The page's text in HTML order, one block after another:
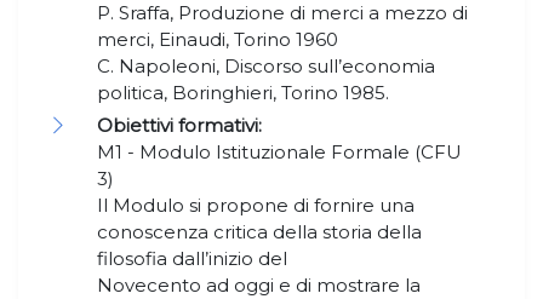
P. Sraffa, Produzione di merci a mezzo di
merci, Einaudi, Torino 1960
C. Napoleoni, Discorso sull’economia
politica, Boringhieri, Torino 1985.
Obiettivi formativi:
M1 - Modulo Istituzionale Formale (CFU
3)
Il Modulo si propone di fornire una
conoscenza critica della storia della
filosofia dall’inizio del
Novecento ad oggi e di mostrare la